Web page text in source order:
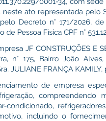
ato representada pelo
Decreto n° 171/2026,
de Pessoa Física CPF n°
JF CONSTRUÇÕES E
n° 175, Bairro João
JULIANE FRANÇA
de empresa
condicionado,
incluindo o